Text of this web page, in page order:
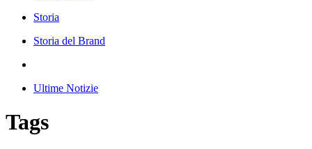
Storia
Storia del Brand
Ultime Notizie
Tags